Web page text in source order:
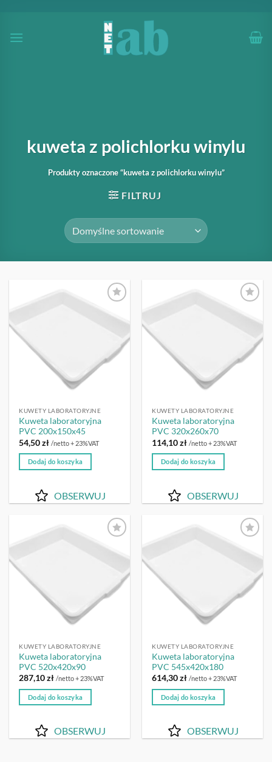
zawartości
kuweta z polichlorku winylu
Produkty oznaczone “kuweta z polichlorku winylu”
FILTRUJ
OBSERWUJ
KUWETY LABORATORYJNE
Kuweta laboratoryjna
PVC 200x150x45
54,50zł /netto + 23%VAT
Dodaj do koszyka
OBSERWUJ
OBSERWUJ
KUWETY LABORATORYJNE
Kuweta laboratoryjna
PVC 320x260x70
114,10zł /netto + 23%VAT
Dodaj do koszyka
OBSERWUJ
OBSERWUJ
KUWETY LABORATORYJNE
Kuweta laboratoryjna
PVC 520x420x90
287,10zł /netto + 23%VAT
Dodaj do koszyka
OBSERWUJ
OBSERWUJ
KUWETY LABORATORYJNE
Kuweta laboratoryjna
PVC 545x420x180
614,30zł /netto + 23%VAT
Dodaj do koszyka
OBSERWUJ